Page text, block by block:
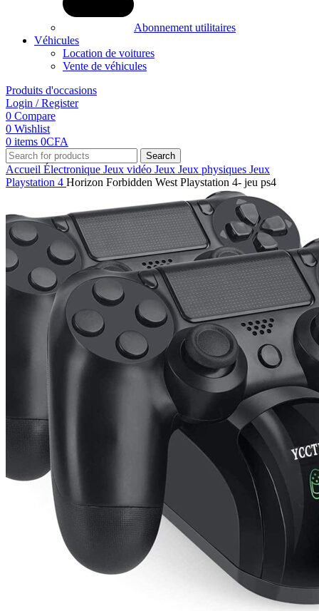
Abonnement utilitaires
Véhicules
Location de voitures
Vente de véhicules
Produits d'occasions
Login / Register
0 Compare
0 Wishlist
0 items 0CFA
Search
Accueil Électronique Jeux vidéo Jeux Jeux physiques Jeux
Playstation 4 Horizon Forbidden West Playstation 4- jeu ps4